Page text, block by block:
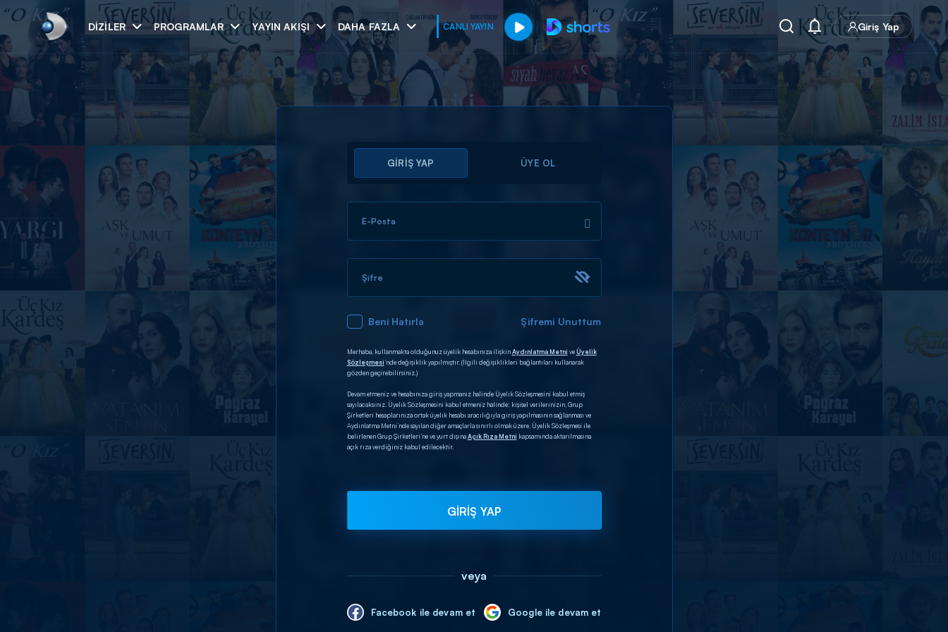
DIZILER PROGRAMLAR YAYIN AKIŞI DAHA FAZLA CANLI YAYIN Giriş Yap
Arama
ARAMA SONUÇLARI
GİRİŞ YAP ÜYE OL
E-Posta
Şifre
Beni Hatırla Şifremi Unuttum
Merhaba, kullanmakta olduğunuz üyelik hesabınıza ilişkinAydınlatma Metni veÜyelik
Sözleşmesi’nde değişiklik yapılmıştır. (İlgili değişiklikleri bağlantıları kullanarak
gözden geçirebilirsiniz.)
Devam etmeniz ve hesabınıza giriş yapmanız halinde Üyelik Sözleşmesini kabul etmiş
sayılacaksınız. Üyelik Sözleşmesini kabul etmeniz halinde; kişisel verilerinizin, Grup
Şirketleri hesaplarınıza ortak üyelik hesabı aracılığıyla giriş yapılmasının sağlanması ve
Aydınlatma Metni’nde sayılan diğer amaçlarla sınırlı olmak üzere, Üyelik Sözleşmesi ile
belirlenen Grup Şirketleri’ne ve yurt dışınaAçık Rıza Metni kapsamında aktarılmasına
açık rıza verdiğiniz kabul edilecektir.
GİRİŞ YAP
veya
Facebook ile devam et Google ile devam et